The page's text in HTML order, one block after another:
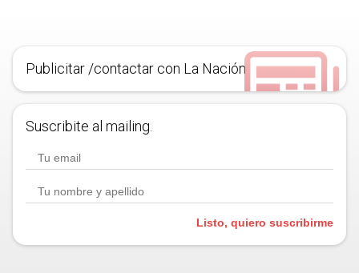
Publicitar /contactar con La Nación
Suscribite al mailing.
Listo, quiero suscribirme